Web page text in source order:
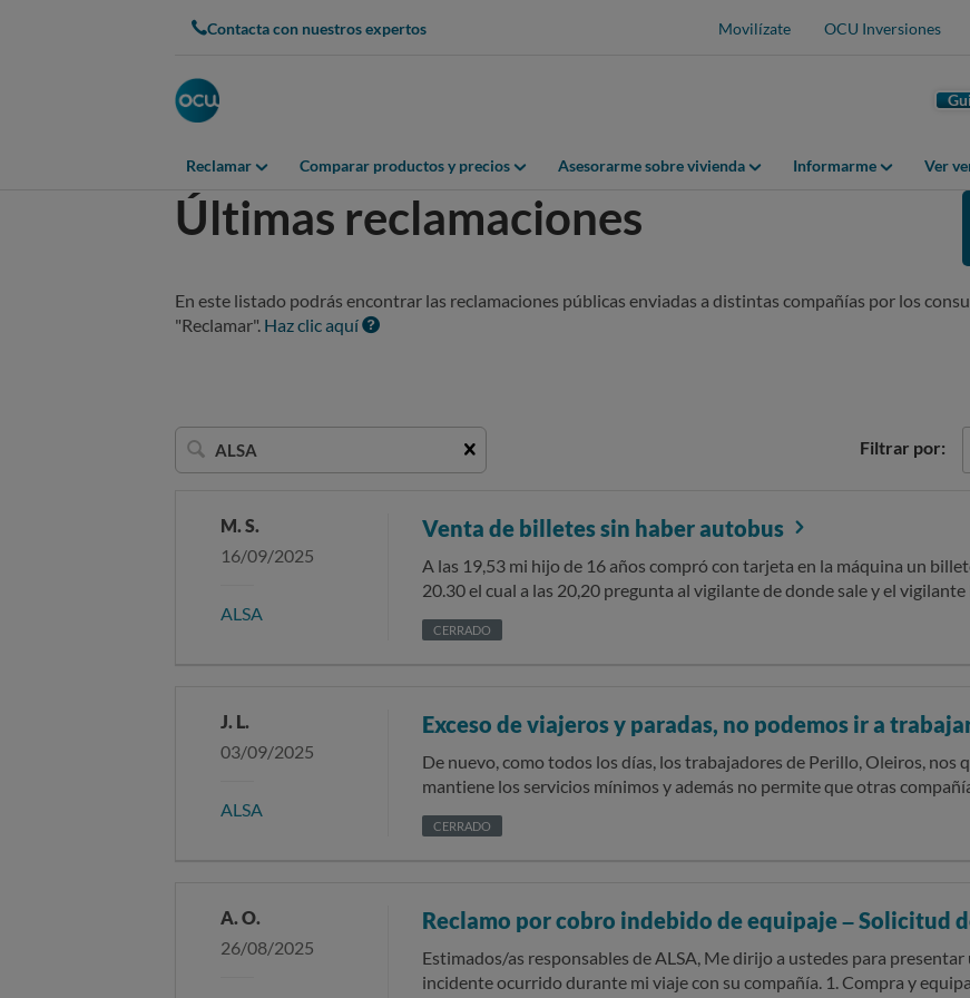
Contacta con nuestros expertos Movilízate OCU Inversiones
Reclamar Comparar productos y precios Asesorarme sobre vivienda Informarme Ver
Últimas reclamaciones
En este listado podrás encontrar las reclamaciones públicas enviadas a distintas compañías por los
"Reclamar". Haz clic aquí
Buscar
una
Filtrar por:
M. S.
16/09/2025
ALSA
Venta de billetes sin haber autobus
A las 19,53 mi hijo de 16 años compró con tarjeta en la máquina un
20.30 el cual a las 20,20 pregunta al vigilante de donde sale y el
problema de la máquina y q no había donde reclamar a esa hora,
también pueden justificarse y causando asi un gasto innecesario por un
CERRADO
J. L.
03/09/2025
ALSA
Exceso de viajeros y paradas, no podemos ir a
De nuevo, como todos los días, los trabajadores de Perillo, Oleiros, nos
mantiene los servicios mínimos y además no permite que otras compañías de
buses B8 y B6 exceden en mucho la capacidad legal del transporte y
ciudad no llegamos ni acercarnos a poder cojer el bus , hoy 3 de
solo esto se arreglará el día que haya una desgracia , luego dirán que no
estamos aburridos de reclamar o quejarnos a ALSA que hace oídos
CERRADO
A. O.
26/08/2025
Reclamo por cobro indebido de equipaje – Solicitud
Estimados/as responsables de ALSA, Me dirijo a ustedes para presentar una reclamación en relación a un
incidente ocurrido durante mi viaje con su compañía. 1. Compra y equipaje: Adquirí mi billete a través de la